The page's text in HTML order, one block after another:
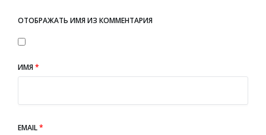
ОТОБРАЖАТЬ ИМЯ ИЗ КОММЕНТАРИЯ
ИМЯ*
EMAIL*